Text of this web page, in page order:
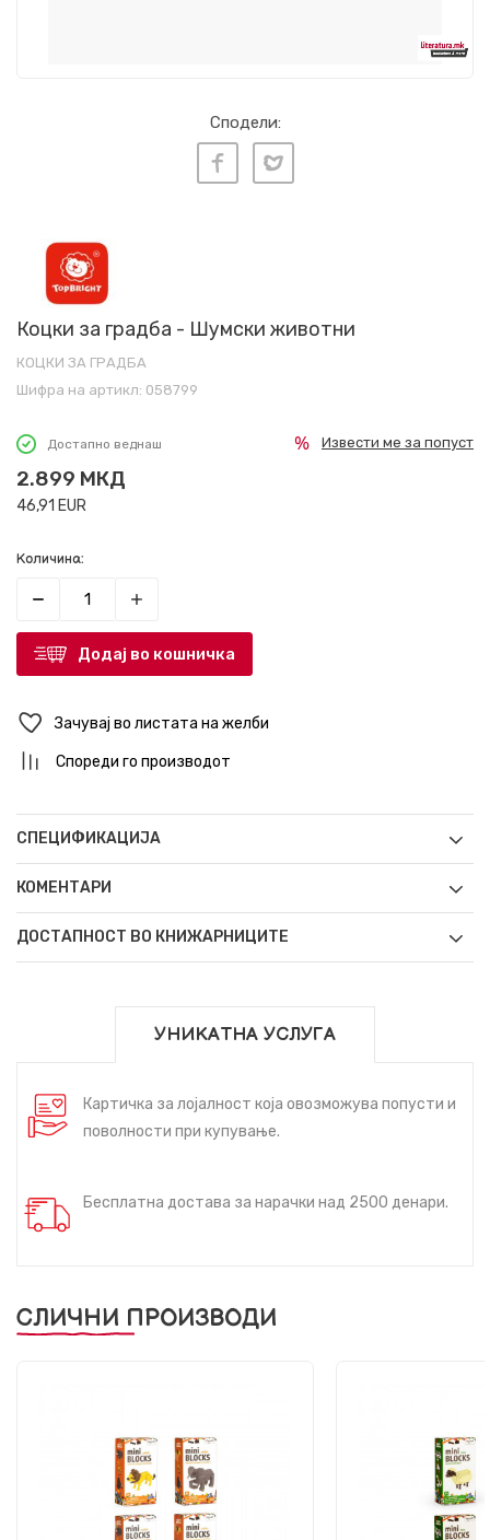
Сподели:
Коцки за градба - Шумски животни
КОЦКИ ЗА ГРАДБА
Шифра на артикл: 058799
Достапно веднаш
2.899 МКД
46,91 EUR
Извести ме за попуст
Количина:
Додај во кошничка
Зачувај во листата на желби
Спореди го производот
СПЕЦИФИКАЦИЈА
КОМЕНТАРИ
ДОСТАПНОСТ ВО КНИЖАРНИЦИТЕ
УНИКАТНА УСЛУГА
Картичка за лојалност која овозможува попусти и
поволности при купување.
Бесплатна достава за нарачки над 2500 денари.
СЛИЧНИ ПРОИЗВОДИ